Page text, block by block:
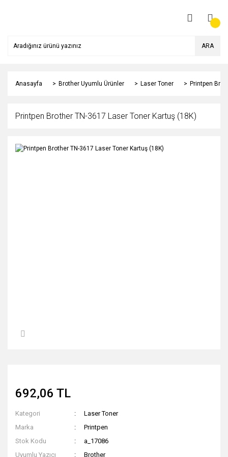
ARA
Anasayfa Brother Uyumlu Ürünler Laser Toner Printpen
Printpen Brother TN-3617 Laser Toner Kartuş (18K)
692,06 TL
Kategori
Laser Toner
Marka
Printpen
Stok Kodu
a_17086
Uyumlu Yazıcı
Brother